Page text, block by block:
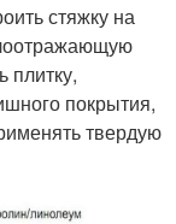
стяжку на
плитку,
покрытия,
твердую